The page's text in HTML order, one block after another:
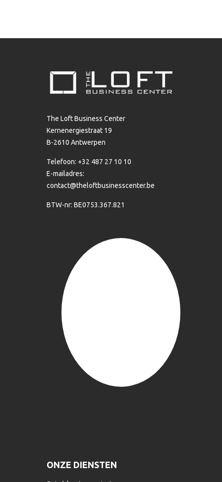
The Loft Business Center
Kernenergiestraat 19
B-2610 Antwerpen
Telefoon: +32 487 27 10 10
E-mailadres:
contact@theloftbusinesscenter.be
BTW-nr: BE0753.367.821
ONZE DIENSTEN